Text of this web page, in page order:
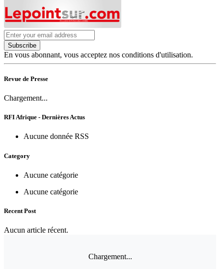
Subscribe
En vous abonnant, vous acceptez nos conditions d'utilisation.
Revue de Presse
Chargement...
RFI Afrique - Dernières Actus
Aucune donnée RSS
Category
Aucune catégorie
Aucune catégorie
Recent Post
Aucun article récent.
Chargement...